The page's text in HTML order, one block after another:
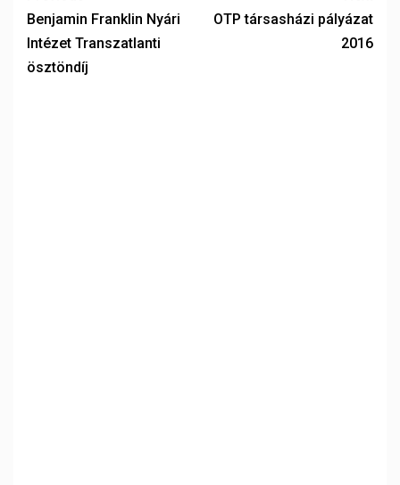
Benjamin Franklin Nyári
Intézet Transzatlanti
ösztöndíj
OTP társasházi pályázat
2016